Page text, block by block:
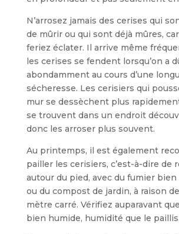
N’arrosez jamais des cerises qui
de mûrir ou qui sont déjà mûres,
feriez éclater. Il arrive même
les ceri­ses se fendent lorsqu’on a
abondamment au cours d’une
sécheresse. Les cerisiers qui
mur se dessèchent plus
se trouvent dans un endroit
donc les arroser plus souvent.
Au printemps, il est également
pail­ler les cerisiers, c’est-à-dire de
autour du pied, avec du fumier
ou du com­post de jardin, à raison
mètre carré. Vérifiez auparavant
bien humide, humidité que le